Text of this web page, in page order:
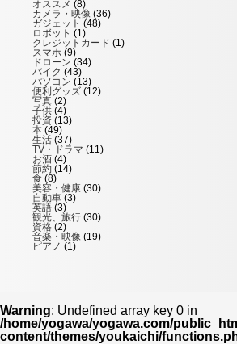
オススメ (8)
カメラ・映像 (36)
ガジェット (48)
ロボット (1)
クレジットカード (1)
スマホ (9)
ドローン (34)
バイク (43)
パソコン (13)
便利グッズ (12)
写真 (2)
子供 (4)
投資 (13)
本 (49)
生活 (37)
TV・ドラマ (11)
お酒 (4)
節約 (14)
食 (8)
美容・健康 (30)
自動車 (3)
英語 (3)
観光、旅行 (30)
資格 (2)
音楽・映像 (19)
ピアノ (1)
Warning: Undefined array key 0 in
/home/yogawa/yogawa.com/
content/themes/youkaichi/